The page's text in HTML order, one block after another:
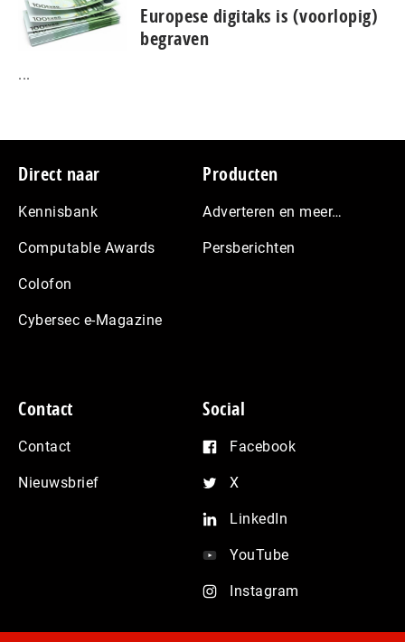
Europese digitaks is (voorlopig)
begraven
...
Footer
Direct naar
Kennisbank
Computable Awards
Colofon
Cybersec e-Magazine
Producten
Adverteren en meer…
Persberichten
Contact
Contact
Nieuwsbrief
Social
Facebook
X
LinkedIn
YouTube
Instagram